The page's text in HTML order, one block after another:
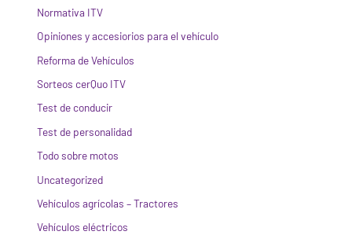
Normativa ITV
Opiniones y accesiorios para el vehículo
Reforma de Vehículos
Sorteos cerQuo ITV
Test de conducir
Test de personalidad
Todo sobre motos
Uncategorized
Vehículos agrícolas – Tractores
Vehículos eléctricos